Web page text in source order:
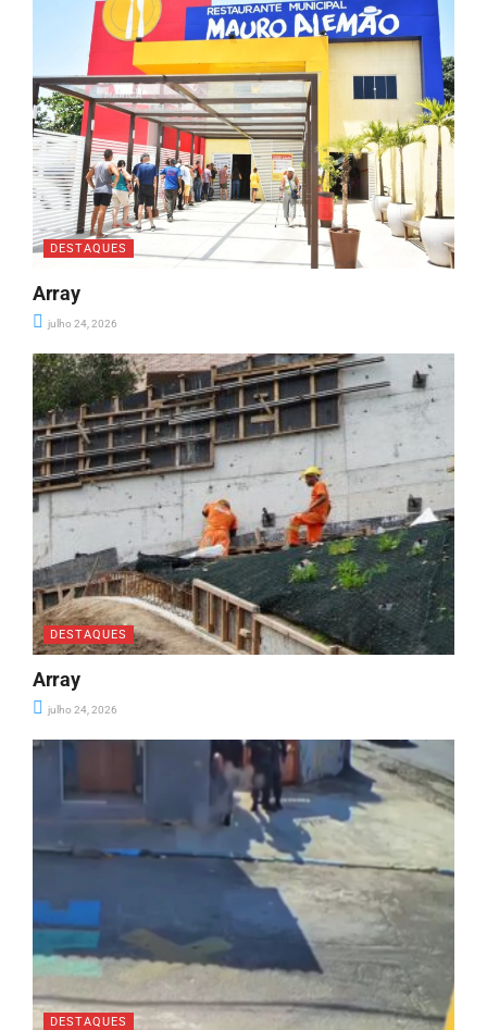
DESTAQUES
Array
julho 24, 2026
DESTAQUES
Array
julho 24, 2026
DESTAQUES